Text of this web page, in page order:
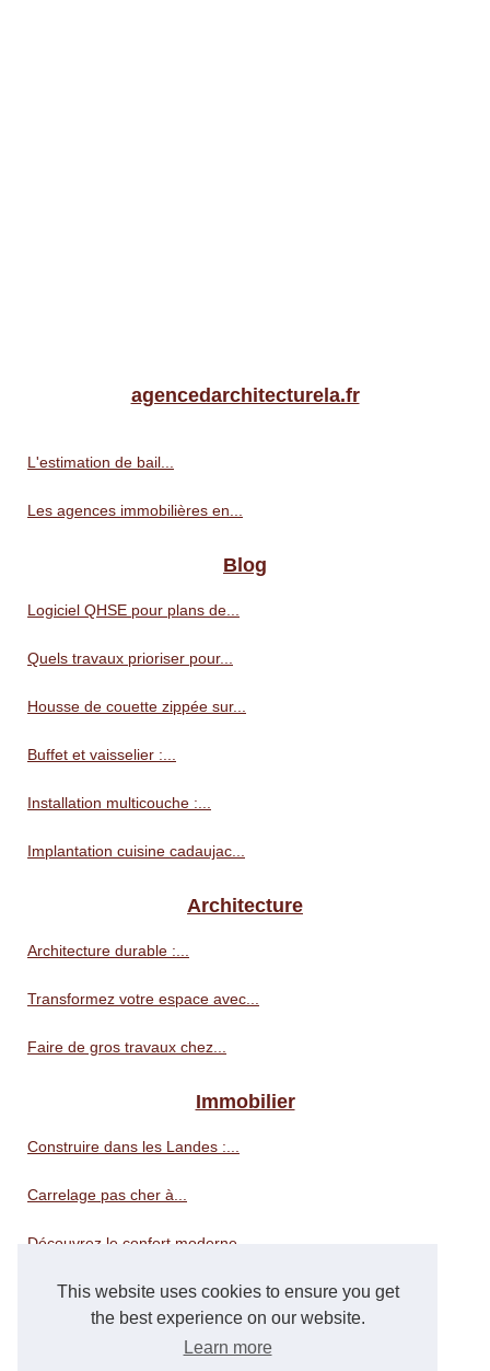
This website uses cookies to ensure you get
the best experience on our website.
Learn more
agencedarchitecturela.fr
L'estimation de bail...
Les agences immobilières en...
Blog
Logiciel QHSE pour plans de...
Quels travaux prioriser pour...
Housse de couette zippée sur...
Buffet et vaisselier :...
Installation multicouche :...
Implantation cuisine cadaujac...
Architecture
Architecture durable :...
Transformez votre espace avec...
Faire de gros travaux chez...
Immobilier
Construire dans les Landes :...
Carrelage pas cher à...
Découvrez le confort moderne...
Agence immobilière :...
Les tendances actuelles en...